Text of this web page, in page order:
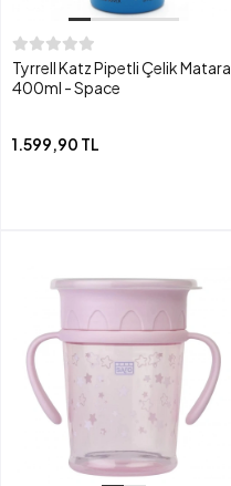
Tyrrell Katz Pipetli Çelik Matara
400ml - Space
1.599,90 TL